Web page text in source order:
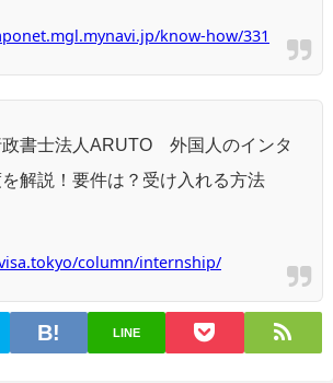
know-how/331
政書士法人ARUTO 外国人のインタ
解説！要件は？受け入れる方法
column/internship/
LINE